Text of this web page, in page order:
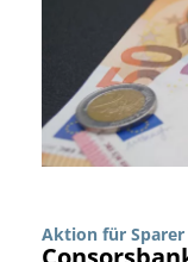
Aktion für Sparer